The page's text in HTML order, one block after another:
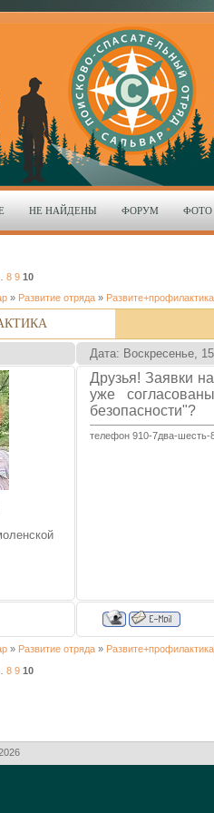
НЕ НАЙДЕНЫ ФОРУМ ФОТО
8 9 10
» Развитие отряда » Развите+профилактика
Дата: Воскресенье,
Друзья! Заявки
уже
безопасности"?
телефон 910-7два-шесть-
» Развитие отряда » Развите+профилактика
8 9 10